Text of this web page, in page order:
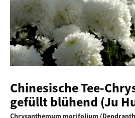
Chinesische Tee-
gefüllt blühend (Ju
Chrysanthemum morifolium